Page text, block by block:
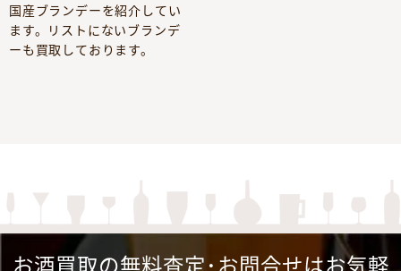
国産ブランデーを紹介してい
ます。リストにないブランデ
ーも買取しております。
お酒買取の無料査定･お問合せはお気軽